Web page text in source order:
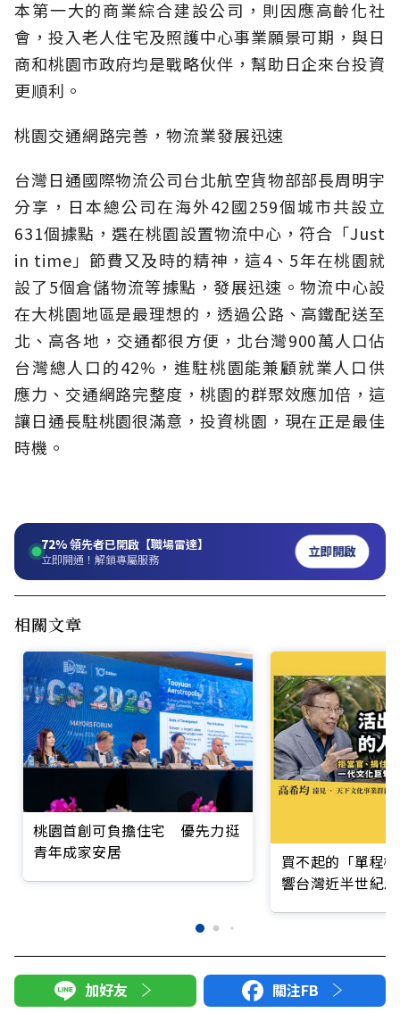
本第一大的商業綜合建設公司，則因應高齡化社
會，投入老人住宅及照護中心事業願景可期，與日
商和桃園市政府均是戰略伙伴，幫助日企來台投資
更順利。
桃園交通網路完善，物流業發展迅速
台灣日通國際物流公司台北航空貨物部部長周明宇
分享，日本總公司在海外42國259個城市共設立
631個據點，選在桃園設置物流中心，符合「Just
in time」節費又及時的精神，這4、5年在桃園就
設了5個倉儲物流等據點，發展迅速。物流中心設
在大桃園地區是最理想的，透過公路、高鐵配送至
北、高各地，交通都很方便，北台灣900萬人口佔
台灣總人口的42%，進駐桃園能兼顧就業人口供
應力、交通網路完整度，桃園的群聚效應加倍，這
讓日通長駐桃園很滿意，投資桃園，現在正是最佳
時機。
72%領先者已開啟【職場雷達】
立即開通！解鎖專屬服務 立即開啟
相關文章
桃園首創可負擔住宅 優先力挺
青年成家安居
買不起的「單程
響台灣近半世紀
加好友 關注FB